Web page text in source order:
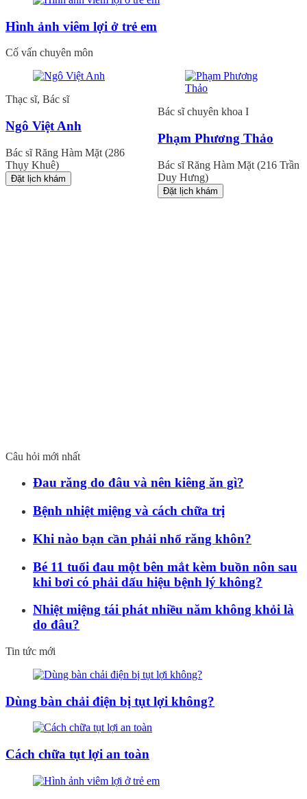
Hình ảnh viêm lợi ở trẻ em
Cố vấn chuyên môn
Thạc sĩ, Bác sĩ
Ngô Việt Anh
Bác sĩ Răng Hàm Mặt (286
Thụy Khuê)
Đặt lịch khám
Bác sĩ chuyên khoa I
Phạm Phương Thảo
Bác sĩ Răng Hàm Mặt (216 Trần
Duy Hưng)
Đặt lịch khám
Câu hỏi mới nhất
Đau răng do đâu và nên kiêng ăn gì?
Bệnh nhiệt miệng và cách chữa trị
Khi nào bạn cần phải nhổ răng khôn?
Bé 11 tuổi đau một bên mắt kèm buồn nôn sau
khi bơi có phải dấu hiệu bệnh lý không?
Nhiệt miệng tái phát nhiều năm không khỏi là
do đâu?
Tin tức mới
Dùng bàn chải điện bị tụt lợi không?
Cách chữa tụt lợi an toàn